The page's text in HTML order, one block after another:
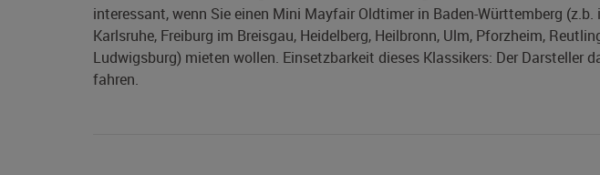
interessant, wenn Sie einen Mini Mayfair Oldtimer in Baden-Württemberg
Karlsruhe, Freiburg im Breisgau, Heidelberg, Heilbronn, Ulm, Pforzheim,
Ludwigsburg) mieten wollen. Einsetzbarkeit dieses Klassikers: Der Darsteller
fahren.